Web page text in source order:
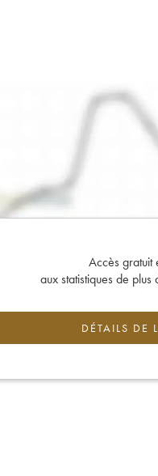
Accès gratuit
aux statistiques de
DÉTAILS DE